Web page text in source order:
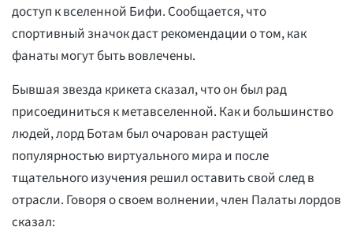
доступ к вселенной Бифи. Сообщается, что
спортивный значок даст рекомендации о том, как
фанаты могут быть вовлечены.
Бывшая звезда крикета сказал, что он был рад
присоединиться к метавселенной. Как и большинство
людей, лорд Ботам был очарован растущей
популярностью виртуального мира и после
тщательного изучения решил оставить свой след в
отрасли. Говоря о своем волнении, член Палаты лордов
сказал: